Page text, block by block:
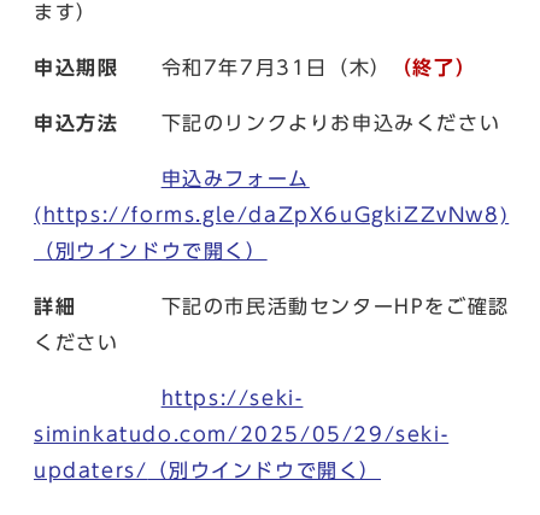
ます）
申込期限 令和7年7月31日（木） （終了）
申込方法 下記のリンクよりお申込みください
申込みフォーム
(https://forms.gle/daZpX6uGgkiZZvNw8)
（別ウインドウで開く）
詳細 下記の市民活動センターHPをご確認
ください
https://seki-
siminkatudo.com/2025/05/29/seki-
updaters/ （別ウインドウで開く）